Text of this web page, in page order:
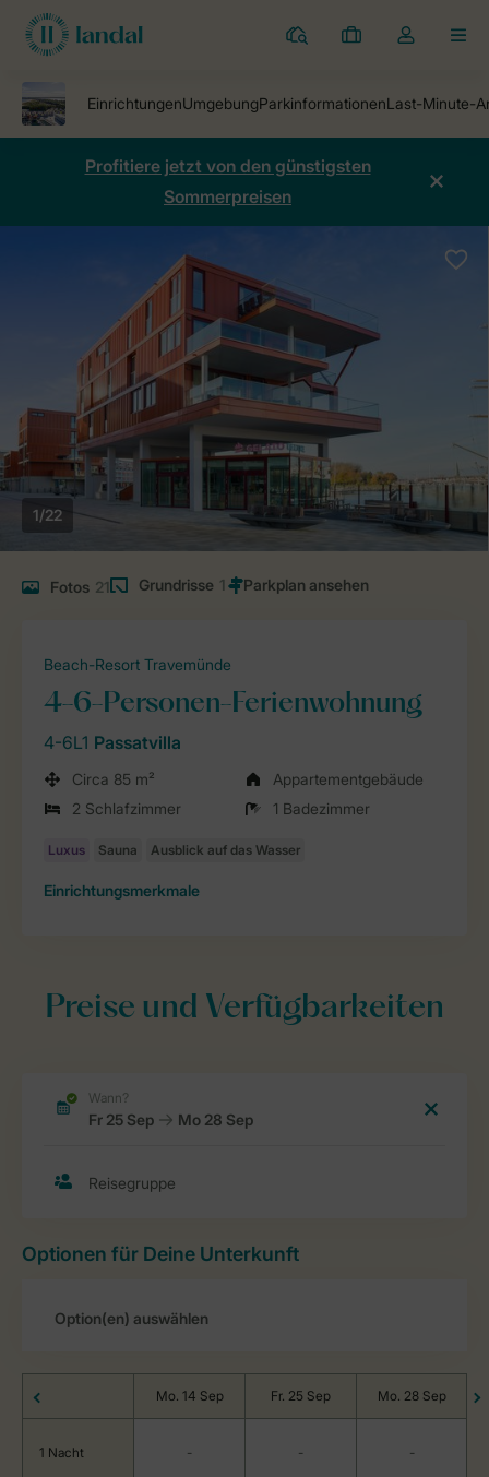
Ferienparks
Meine
Dropdown-
öffnen
Profitiere jetzt von den günstigsten
Sommerpreisen
1/22
Fotos 21 Grundrisse 1
Beach-Resort Travemünde
4-6-Personen-Ferienwohnung
4-6L1 Passatvilla
Circa 85 m²
Appartementgebäude
2 Schlafzimmer
1 Badezimmer
Einrichtungsmerkmale
Preise und Verfügbarkeiten
Optionen für Deine Unterkunft
Mo. 14 Sep Fr. 25 Sep Mo. 28 Sep
1 Nacht - - -